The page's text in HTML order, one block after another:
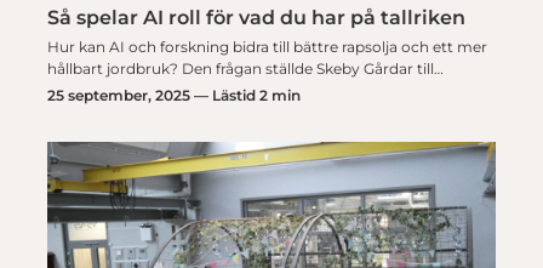
Så spelar AI roll för vad du har på tallriken
Hur kan AI och forskning bidra till bättre rapsolja och ett mer
hållbart jordbruk? Den frågan ställde Skeby Gårdar till…
25 september, 2025 — Lästid 2 min